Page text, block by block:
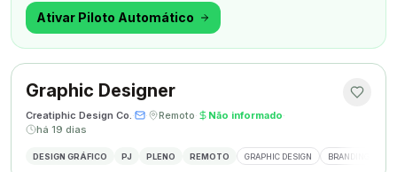
outra coisa.
Ativar Piloto Automático
Graphic Designer
Creatiphic Design Co.· · Remoto· Não informado·
há 19 dias
DESIGN GRÁFICO PJ PLENO REMOTO GRAPHIC DESIGN BRANDING